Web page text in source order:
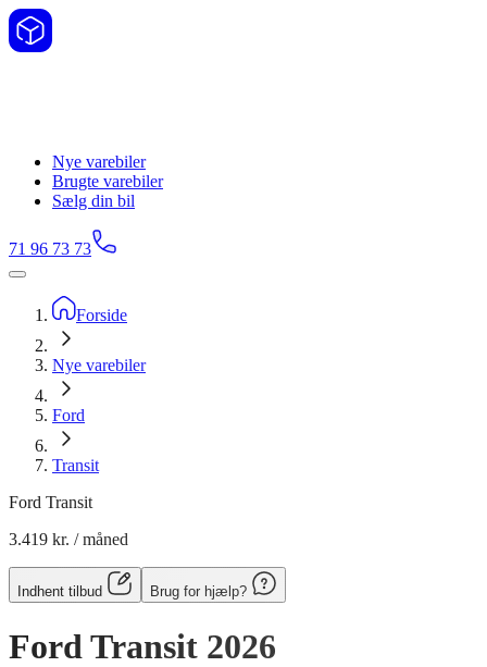
Nye varebiler
Brugte varebiler
Sælg din bil
71 96 73 73
Forside
Nye varebiler
Ford
Transit
Ford Transit
3.419 kr. / måned
Indhent tilbud Brug for hjælp?
Ford Transit 2026